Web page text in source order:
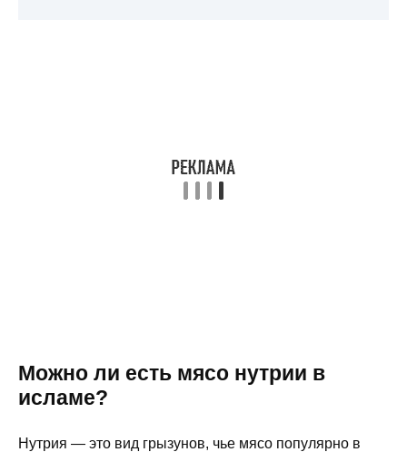
Можно ли есть мясо нутрии в
исламе?
Нутрия — это вид грызунов, чье мясо популярно в